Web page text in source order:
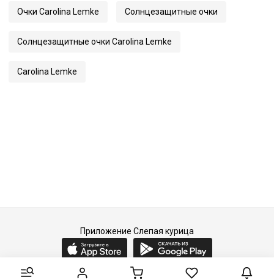
Очки Carolina Lemke Солнцезащитные очки
Солнцезащитные очки Carolina Lemke
Carolina Lemke
Приложение Слепая курица